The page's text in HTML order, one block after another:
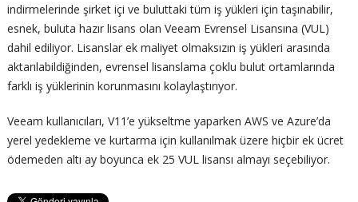
indirmelerinde şirket içi ve buluttaki tüm iş yükleri için taşınabilir,
esnek, buluta hazır lisans olan Veeam Evrensel Lisansına (VUL)
dahil ediliyor. Lisanslar ek maliyet olmaksızın iş yükleri arasında
aktarılabildiğinden, evrensel lisanslama çoklu bulut ortamlarında
farklı iş yüklerinin korunmasını kolaylaştırıyor.
Veeam kullanıcıları, V11’e yükseltme yaparken AWS ve Azure’da
yerel yedekleme ve kurtarma için kullanılmak üzere hiçbir ek ücret
ödemeden altı ay boyunca ek 25 VUL lisansı almayı seçebiliyor.